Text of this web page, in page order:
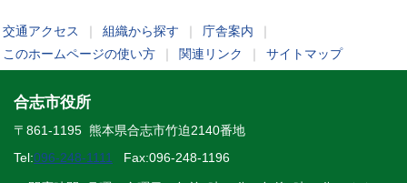
交通アクセス 組織から探す 庁舎案内
このホームページの使い方
関連リンク サイトマップ
合志市役所
〒861-1195 熊本県合志市竹迫2140番地
Tel:096-248-1111 Fax:096-248-1196